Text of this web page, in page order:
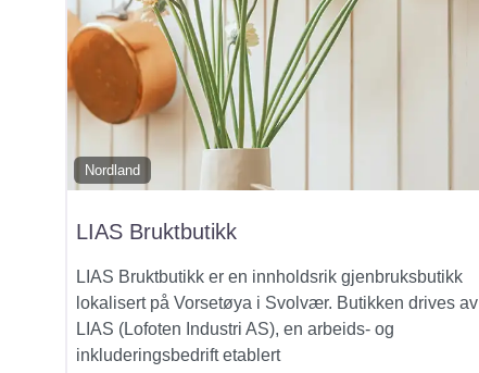
Nordland
LIAS Bruktbutikk
​LIAS Bruktbutikk er en innholdsrik gjenbruksbutikk
lokalisert på Vorsetøya i Svolvær. Butikken drives av
LIAS (Lofoten Industri AS), en arbeids- og
inkluderingsbedrift etablert